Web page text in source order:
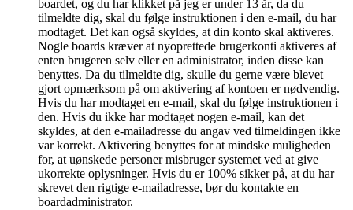
boardet, og du har klikket på jeg er under 13 år, da du
tilmeldte dig, skal du følge instruktionen i den e-mail, du har
modtaget. Det kan også skyldes, at din konto skal aktiveres.
Nogle boards kræver at nyoprettede brugerkonti aktiveres af
enten brugeren selv eller en administrator, inden disse kan
benyttes. Da du tilmeldte dig, skulle du gerne være blevet
gjort opmærksom på om aktivering af kontoen er nødvendig.
Hvis du har modtaget en e-mail, skal du følge instruktionen i
den. Hvis du ikke har modtaget nogen e-mail, kan det
skyldes, at den e-mailadresse du angav ved tilmeldingen ikke
var korrekt. Aktivering benyttes for at mindske muligheden
for, at uønskede personer misbruger systemet ved at give
ukorrekte oplysninger. Hvis du er 100% sikker på, at du har
skrevet den rigtige e-mailadresse, bør du kontakte en
boardadministrator.